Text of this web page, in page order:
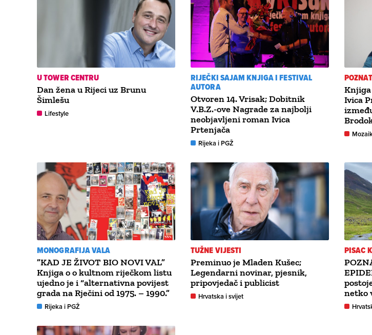
U TOWER CENTRU
Dan žena u Rijeci uz Brunu
Šimlešu
Lifestyle
RIJEČKI SAJAM KNJIGA I FESTIVAL
AUTORA
Otvoren 14. Vrisak; Dobitnik
V.B.Z.-ove Nagrade za najbolji
neobjavljeni roman Ivica
Prtenjača
Rijeka i PGŽ
Ivica
MONOGRAFIJA VALA
”KAD JE ŽIVOT BIO NOVI VAL”
Knjiga o o kultnom riječkom listu
ujedno je i “alternativna povijest
grada na Rječini od 1975. – 1990.”
Rijeka i PGŽ
TUŽNE VIJESTI
Preminuo je Mladen Kušec;
Legendarni novinar, pjesnik,
pripovjedač i publicist
Hrvatska i svijet
PISAC
netko